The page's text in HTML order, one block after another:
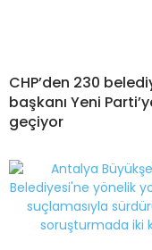
CHP’den 230
başkanı Yeni
geçiyor